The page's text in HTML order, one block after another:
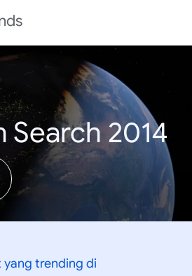
Search 2014
yang trending di